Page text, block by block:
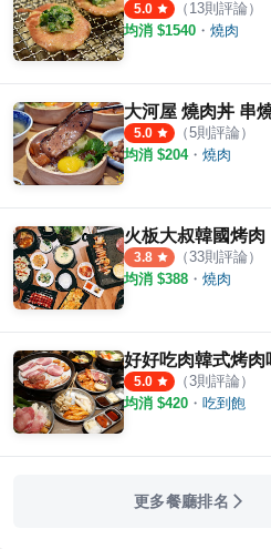
燒肉放題 崇德店
11則評論
森森燒
4.5
5.0 （ 13則評論）
均消 $1540 ・ 燒肉
大河屋 燒肉丼 串
5.0 （5則評論）
均消 $204・ 燒肉
火板大叔韓國烤肉
3.8 （33則評論）
均消 $388 ・ 燒肉
5.0 （3則評論）
均消 $420 ・ 吃到飽
更多餐廳排名